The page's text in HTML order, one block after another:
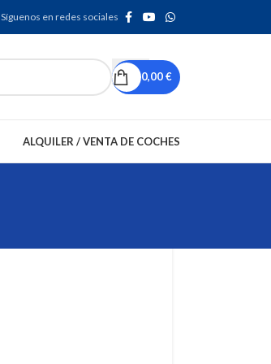
Síguenos en redes sociales
0,00€
ALQUILER / VENTA DE COCHES